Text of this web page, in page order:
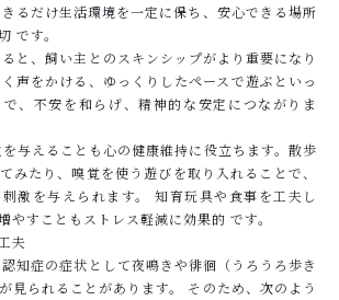
るだけ生活環境を一定に保ち、安心できる場所
です。
と、飼い主とのスキンシップがより重要になり
声をかける、ゆっくりしたペースで遊ぶといっ
、不安を和らげ、精神的な安定につながりま
与えることも心の健康維持に役立ちます。散歩
みたり、嗅覚を使う遊びを取り入れることで、
激を与えられます。 知育玩具や食事を工夫し
やすこともストレス軽減に効果的 です。
夫
知症の症状として夜鳴きや徘徊（うろうろ歩き
見られることがあります。 そのため、次のよう